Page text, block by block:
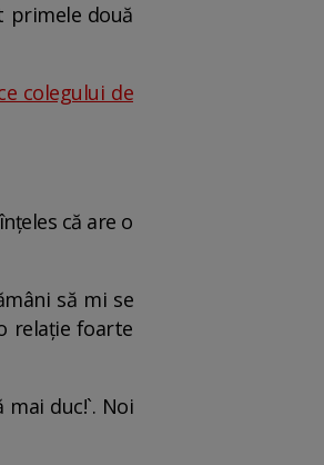
primele două
colegului de
că are o
să mi se
relație foarte
duc!`. Noi